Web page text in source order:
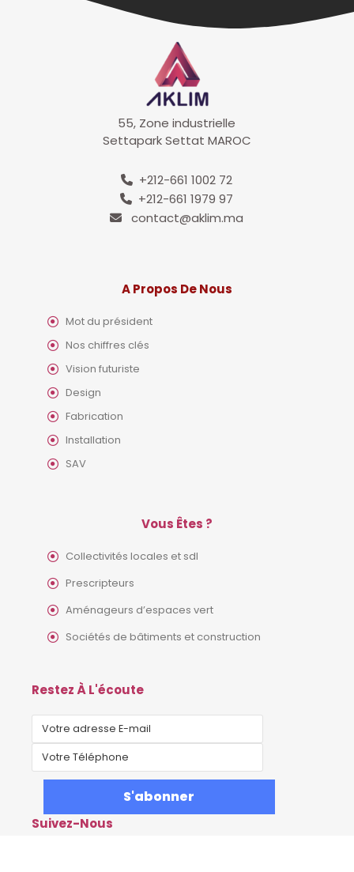
55, Zone industrielle
Settapark Settat MAROC
+212-661 1002 72
+212-661 1979 97
contact@aklim.ma
A Propos De Nous
Mot du président
Nos chiffres clés
Vision futuriste
Design
Fabrication
Installation
SAV
Vous Êtes ?
Collectivités locales et sdl
Prescripteurs
Aménageurs d’espaces vert
Sociétés de bâtiments et construction
Restez À L'écoute
Suivez-Nous